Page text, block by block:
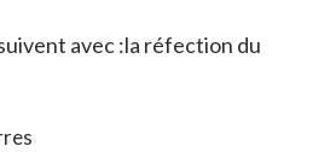
avec :la réfection du